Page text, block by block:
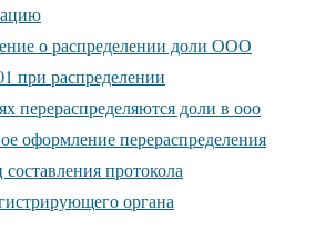
о распределении доли ООО
при распределении
перераспределяются доли в ооо
оформление перераспределения
составления протокола
органа